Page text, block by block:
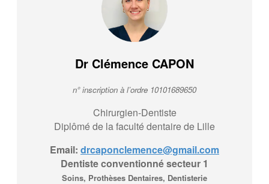
Dr Clémence CAPON
n° inscription à l’ordre 10101689650
Chirurgien-Dentiste
Diplômé de la faculté dentaire de Lille
Email: drcaponclemence@gmail.com
Dentiste conventionné secteur 1
Soins, Prothèses Dentaires, Dentisterie